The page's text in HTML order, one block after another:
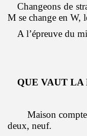
Changeons de
M se change en W,
A l’épreuve du
QUE VAUT
Maison
deux, neuf.